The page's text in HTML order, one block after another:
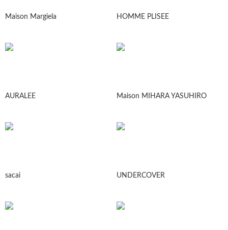
Maison Margiela HOMME PLISEE
AURALEE Maison MIHARA YASUHIRO
sacai UNDERCOVER